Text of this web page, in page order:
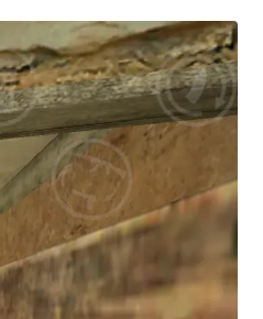
Email